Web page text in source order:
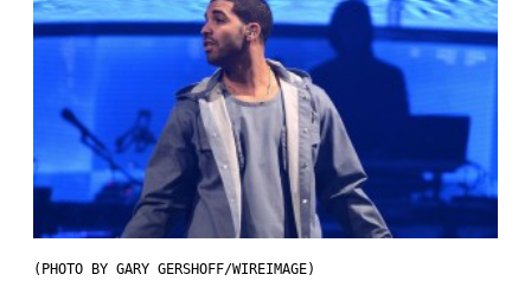
(PHOTO BY GARY GERSHOFF/WIREIMAGE)